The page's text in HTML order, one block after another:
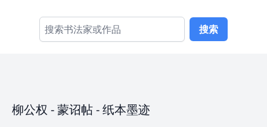
搜索
柳公权 -蒙诏帖- 纸本墨迹